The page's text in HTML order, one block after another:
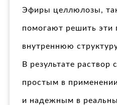
Эфиры целлюлозы,
помогают решить эти
внутреннюю
В результате раствор
простым в
и надежным в